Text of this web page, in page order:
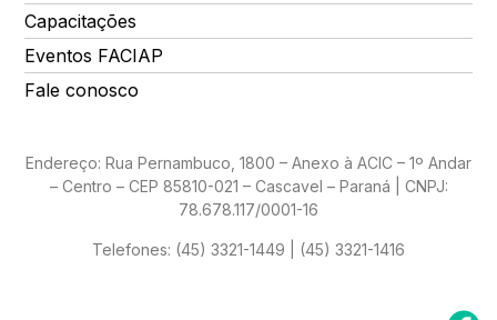
Capacitações
Eventos FACIAP
Fale conosco
Endereço: Rua Pernambuco, 1800 – Anexo à ACIC – 1º Andar
– Centro – CEP 85810-021 – Cascavel – Paraná | CNPJ:
78.678.117/0001-16
Telefones: (45) 3321-1449 | (45) 3321-1416